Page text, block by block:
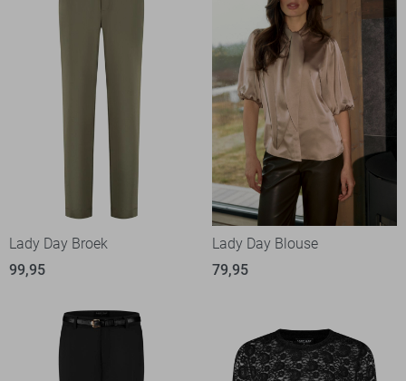
Lady Day Broek
99,95
Lady Day Blouse
79,95